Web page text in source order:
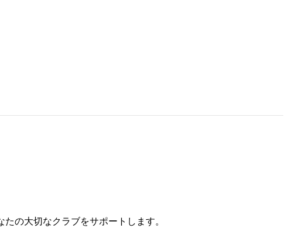
の大切なクラブをサポートします。